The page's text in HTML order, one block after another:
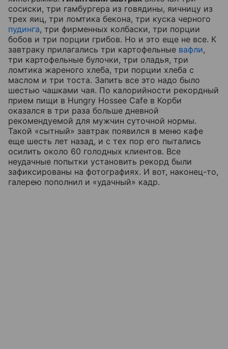
сосиски, три гамбургера из говядины, яичницу из
трех яиц, три ломтика бекона, три куска черного
пудинга, три фирменных колбаски, три порции
бобов и три порции грибов. Но и это еще не все. К
завтраку прилагались три картофельные вафли,
три картофельные булочки, три оладья, три
ломтика жареного хлеба, три порции хлеба с
маслом и три тоста. Запить все это надо было
шестью чашками чая. По калорийности рекордный
прием пищи в Hungry Hossee Cafe в Корби
оказался в три раза больше дневной
рекомендуемой для мужчин суточной нормы.
Такой «сытный» завтрак появился в меню кафе
еще шесть лет назад, и с тех пор его пытались
осилить около 60 голодных клиентов. Все
неудачные попытки установить рекорд были
зафиксированы на фотографиях. И вот, наконец-то,
галерею пополнил и «удачный» кадр.